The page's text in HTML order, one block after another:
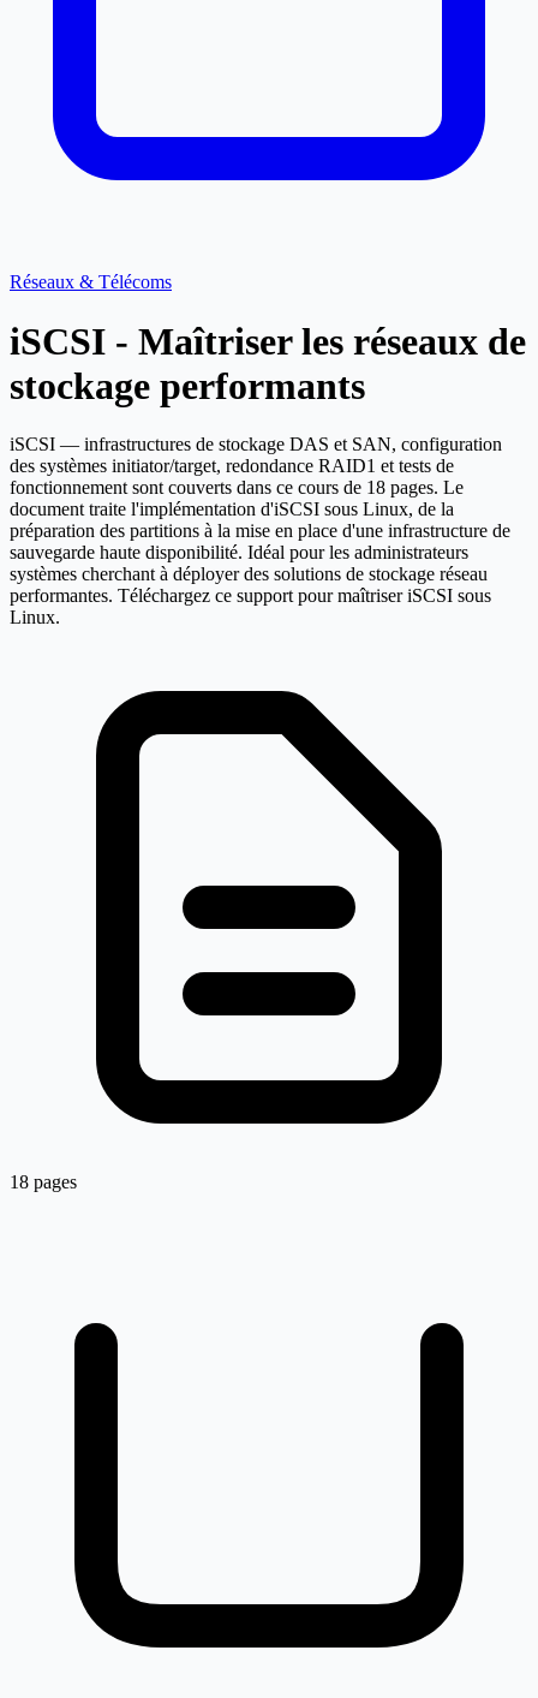
Réseaux & Télécoms
iSCSI - Maîtriser les réseaux de
stockage performants
iSCSI — infrastructures de stockage DAS et SAN, configuration
des systèmes initiator/target, redondance RAID1 et tests de
fonctionnement sont couverts dans ce cours de 18 pages. Le
document traite l'implémentation d'iSCSI sous Linux, de la
préparation des partitions à la mise en place d'une infrastructure de
sauvegarde haute disponibilité. Idéal pour les administrateurs
systèmes cherchant à déployer des solutions de stockage réseau
performantes. Téléchargez ce support pour maîtriser iSCSI sous
Linux.
18 pages